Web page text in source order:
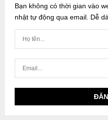
Bạn không có thời gian vào
nhật tự động qua email. Dễ